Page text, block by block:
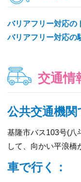
バリアフリー対応の
バリアフリー対応の
交通情
公共交通機関
基隆市バス103号(八
して、向かい平浪橋
車で行く：